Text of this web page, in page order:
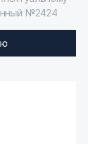
№2424